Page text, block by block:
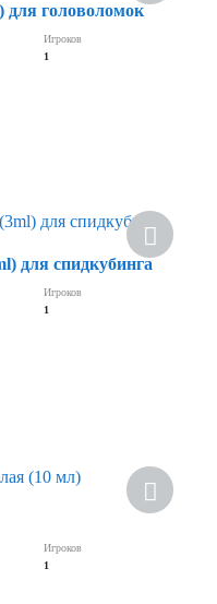
головоломок
Игроков
1
для спидкубинга
Игроков
1
Игроков
1